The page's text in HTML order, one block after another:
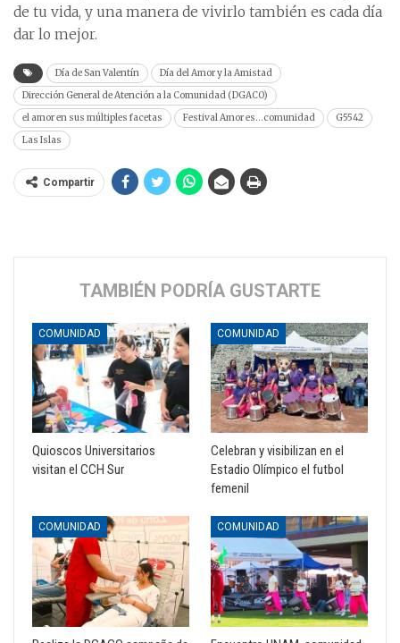
de tu vida, y una manera de vivirlo también es cada día
dar lo mejor.
Día de San Valentín
Día del Amor y la Amistad
Dirección General de Atención a la Comunidad (DGACO)
el amor en sus múltiples facetas
Festival Amor es…comunidad
G5542
Las Islas
Compartir
TAMBIÉN PODRÍA GUSTARTE
COMUNIDAD
Quioscos Universitarios
visitan el CCH Sur
COMUNIDAD
Celebran y visibilizan en el
Estadio Olímpico el futbol
femenil
COMUNIDAD COMUNIDAD